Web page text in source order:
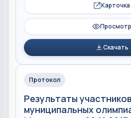
Карточка
Просмотр
Скачать
Протокол
Результаты участников
муниципальных